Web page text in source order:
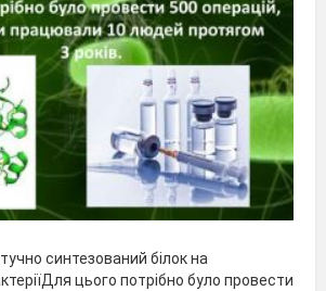
синтезований білок на
цього потрібно було провести